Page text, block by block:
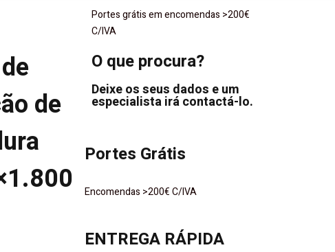
de
Portes grátis em encomendas >200€
C/IVA
O que procura?
Deixe os seus dados e um
especialista irá contactá-lo.
Portes Grátis
Encomendas >200€ C/IVA
ENTREGA RÁPIDA